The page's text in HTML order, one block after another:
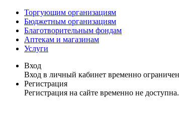
Торгующим организациям
Бюджетным организациям
Благотворительным фондам
Аптекам и магазинам
Услуги
Вход
Вход в личный кабинет временно
Регистрация
Регистрация на сайте временно не